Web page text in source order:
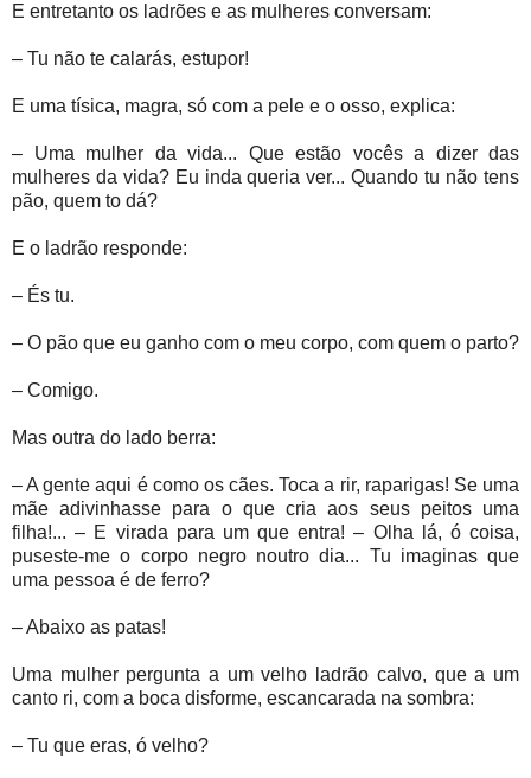
E entretanto os ladrões e as mulheres conversam:
– Tu não te calarás, estupor!
E uma tísica, magra, só com a pele e o osso, explica:
– Uma mulher da vida... Que estão vocês a dizer das
mulheres da vida? Eu inda queria ver... Quando tu não tens
pão, quem to dá?
E o ladrão responde:
– És tu.
– O pão que eu ganho com o meu corpo, com quem o parto?
– Comigo.
Mas outra do lado berra:
– A gente aqui é como os cães. Toca a rir, raparigas! Se uma
mãe adivinhasse para o que cria aos seus peitos uma
filha!... – E virada para um que entra! – Olha lá, ó coisa,
puseste-me o corpo negro noutro dia... Tu imaginas que
uma pessoa é de ferro?
– Abaixo as patas!
Uma mulher pergunta a um velho ladrão calvo, que a um
canto ri, com a boca disforme, escancarada na sombra:
– Tu que eras, ó velho?